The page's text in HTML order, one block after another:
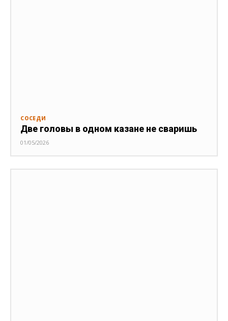
СОСЕДИ
Две головы в одном казане не сваришь
01/05/2026